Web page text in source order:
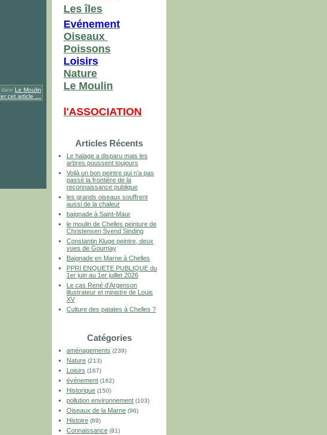
dans Le Moulin
cet article
Les îles
Evénement
Oiseaux
Poissons
Loisirs
Nature
Le Moulin
l'ASSOCIATION
Articles Récents
Le halage a disparu mais les
arbres poussent toujours
Voilà un bon peintre qui n'a pas
passé la frontière de la
reconnaissance publique
les grands oiseaux souffrent
aussi de la chaleur
baignade à Saint-Maur
le moulin de Chelles peinture de
Christensen Svend Sinding
Constantin Kluge peintre, deux
vues de Gournay
Baignade en Marne à Chelles
PPRI ENQUETE PUBLIQUE du
1er juin au 1er juillet 2026
Le cas René d'Argenson
illustrateur et ministre de Louis
XV
Culture des patates à Chelles ?
Catégories
aménagements (239)
Nature (213)
Loisirs (167)
événement (162)
Historique (150)
pollution environnement (103)
Oiseaux de la Marne (96)
Histoire (89)
Connaissance (81)